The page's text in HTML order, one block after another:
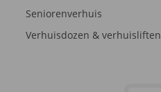
Seniorenverhuis
Verhuisdozen & verhuisliften